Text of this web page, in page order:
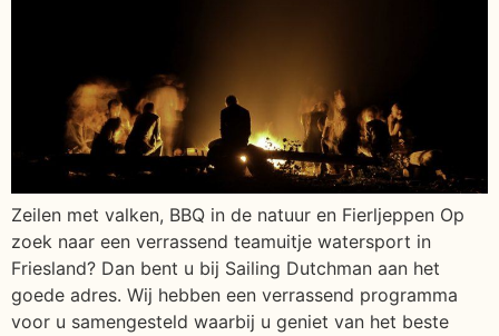
Zeilen met valken, BBQ in de natuur en Fierljeppen Op
zoek naar een verrassend teamuitje watersport in
Friesland? Dan bent u bij Sailing Dutchman aan het
goede adres. Wij hebben een verrassend programma
voor u samengesteld waarbij u geniet van het beste